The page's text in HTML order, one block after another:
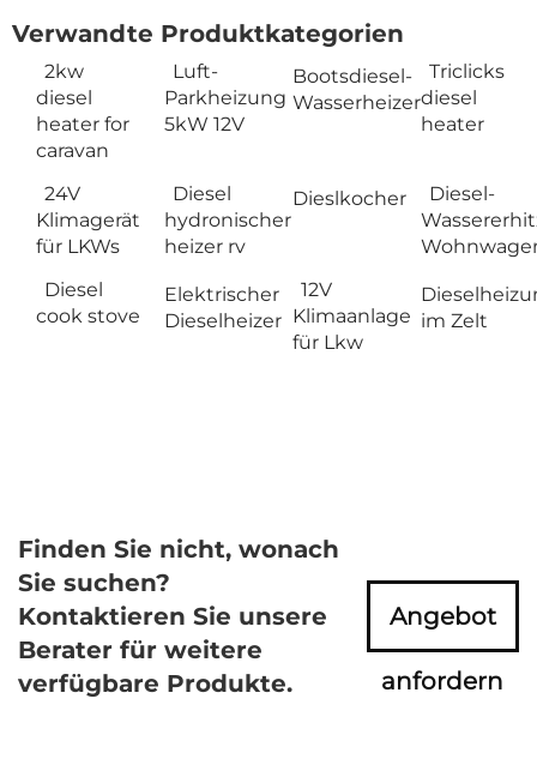
Verwandte Produktkategorien
2kw
diesel
heater for
caravan
Luft-
Parkheizung
5kW 12V
Bootsdiesel-
Wasserheizer
Triclicks
diesel
heater
24V
Klimagerät
für LKWs
Diesel
hydronischer
heizer rv
Dieslkocher
Diesel-
Diesel
cook stove
Elektrischer
Dieselheizer
12V
Klimaanlage
für Lkw
im Zelt
Finden Sie nicht, wonach
Sie suchen?
Kontaktieren Sie unsere
Berater für weitere
verfügbare Produkte.
Angebot
anfordern